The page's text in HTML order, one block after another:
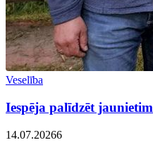
Veselība
Iespēja palīdzēt jaunietim
14.07.20266